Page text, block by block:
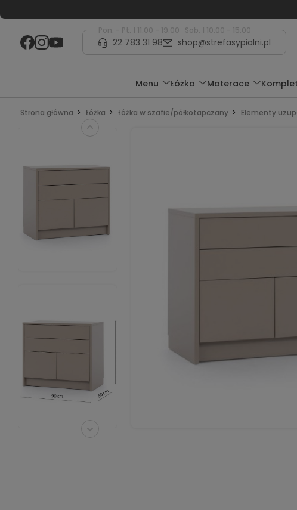
Pon. - Pt. | 11:00 - 19:00 Sob. | 10:00 - 15:00
22 783 31 98 shop@strefasypialni.pl
Menu Łóżka Materace
Strona główna Łóżka Łóżka w szafie/półkotapczany Elementy